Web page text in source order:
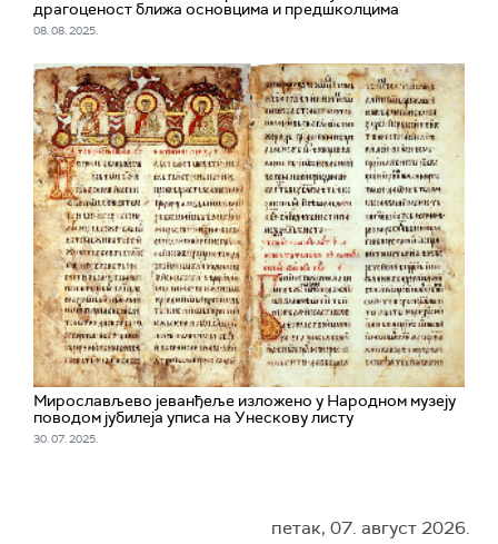
драгоценост ближа основцима и предшколцима
08. 08. 2025.
Мирослављево јеванђеље изложено у Народном музеју
поводом јубилеја уписа на Унескову листу
30. 07. 2025.
петак, 07. август 2026.